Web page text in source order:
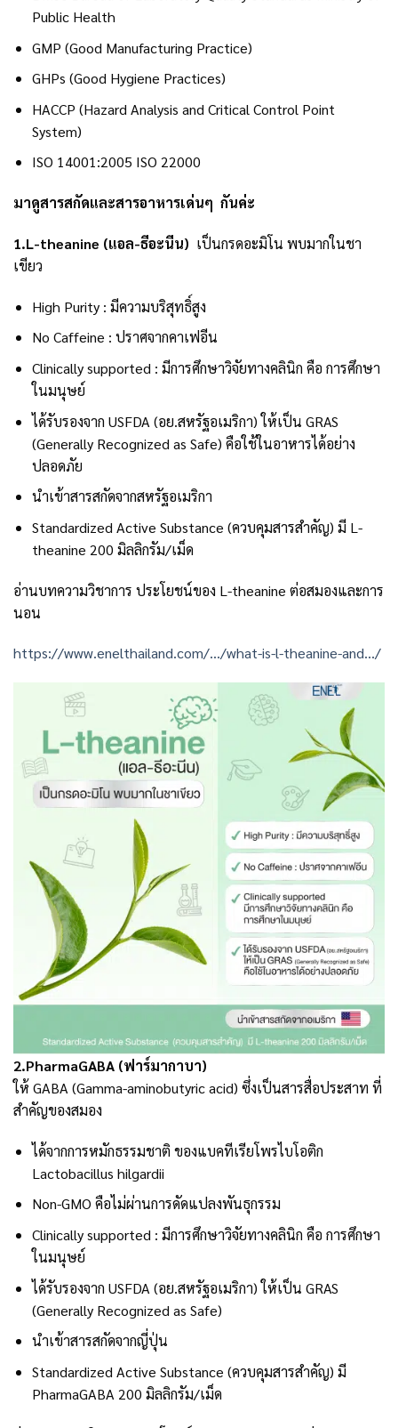
Public Health
GMP (Good Manufacturing Practice)
GHPs (Good Hygiene Practices)
HACCP (Hazard Analysis and Critical Control Point
System)
ISO 14001:2005 ISO 22000
มาดูสารสกัดและสารอาหารเด่นๆ กันค่ะ
1.L-theanine (แอล-ธีอะนีน) เป็นกรดอะมิโน พบมากในชา
เขียว
High Purity : มีความบริสุทธิ์สูง
No Caffeine : ปราศจากคาเฟอีน
Clinically supported : มีการศึกษาวิจัยทางคลินิก คือ การศึกษา
ในมนุษย์
ได้รับรองจาก USFDA (อย.สหรัฐอเมริกา) ให้เป็น GRAS
(Generally Recognized as Safe) คือใช้ในอาหารได้อย่าง
ปลอดภัย
นำเข้าสารสกัดจากสหรัฐอเมริกา
Standardized Active Substance (ควบคุมสารสำคัญ) มี L-
theanine 200 มิลลิกรัม/เม็ด
อ่านบทความวิชาการ ประโยชน์ของ L-theanine ต่อสมองและการ
นอน
https://www.enelthailand.com/…/what-is-l-theanine-and…/
2.PharmaGABA (ฟาร์มากาบา)
ให้ GABA (Gamma-aminobutyric acid) ซึ่งเป็นสารสื่อประสาท ที่
สำคัญของสมอง
ได้จากการหมักธรรมชาติ ของแบคทีเรียโพรไบโอติก
Lactobacillus hilgardii
Non-GMO คือไม่ผ่านการดัดแปลงพันธุกรรม
Clinically supported : มีการศึกษาวิจัยทางคลินิก คือ การศึกษา
ในมนุษย์
ได้รับรองจาก USFDA (อย.สหรัฐอเมริกา) ให้เป็น GRAS
(Generally Recognized as Safe)
นำเข้าสารสกัดจากญี่ปุ่น
Standardized Active Substance (ควบคุมสารสำคัญ) มี
PharmaGABA 200 มิลลิกรัม/เม็ด